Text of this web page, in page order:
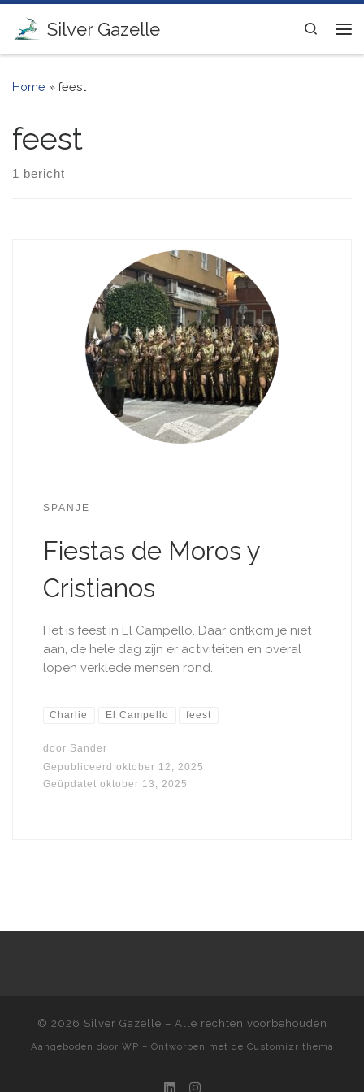
Ga naar inhoud
Silver Gazelle
Search
Home » feest
feest
1 bericht
SPANJE
Fiestas de Moros y
Cristianos
Het is feest in El Campello. Daar ontkom je niet
aan, de hele dag zijn er activiteiten en overal
lopen verklede mensen rond. ​
Charlie El Campello feest
door Sander
Gepubliceerd oktober 12, 2025
Geüpdatet oktober 13, 2025
© 2026 Silver Gazelle – Alle rechten voorbehouden
Aangeboden door WP – Ontworpen met de Customizr thema